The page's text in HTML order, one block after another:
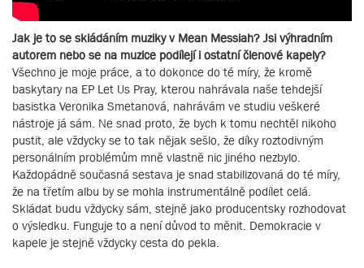
Jak je to se skládáním muziky v Mean Messiah? Jsi výhradním
autorem nebo se na muzice podílejí i ostatní členové kapely?
Všechno je moje práce, a to dokonce do té míry, že kromě
baskytary na EP Let Us Pray, kterou nahrávala naše tehdejší
basistka Veronika Smetanová, nahrávám ve studiu veškeré
nástroje já sám. Ne snad proto, že bych k tomu nechtěl nikoho
pustit, ale vždycky se to tak nějak sešlo, že díky roztodivným
personálním problémům mně vlastně nic jiného nezbylo.
Každopádně současná sestava je snad stabilizovaná do té míry,
že na třetím albu by se mohla instrumentálně podílet celá.
Skládat budu vždycky sám, stejně jako producentsky rozhodovat
o výsledku. Funguje to a není důvod to měnit. Demokracie v
kapele je stejně vždycky cesta do pekla.